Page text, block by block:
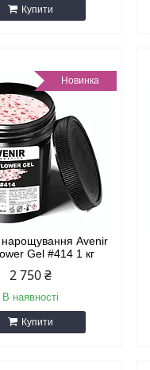
Купити
Новинка
нарощування Avenir
Gel #414 1 кг
2 750 ₴
В наявності
Купити